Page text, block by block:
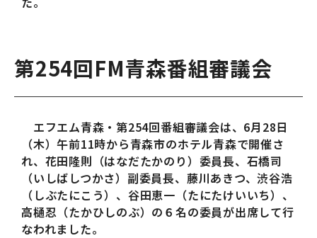
第254回FM青森番組審議会
エフエム青森・第254回番組審議会は、6月28日
（木）午前11時から青森市のホテル青森で開催さ
れ、花田隆則（はなだたかのり）委員長、石橋司
（いしばしつかさ）副委員長、藤川あきつ、渋谷浩
（しぶたにこう）、谷田恵一（たにたけいいち）、
高樋忍（たかひしのぶ）の６名の委員が出席して行
なわれました。